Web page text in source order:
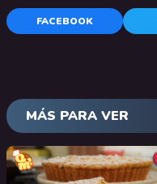
FACEBOOK
MÁS PARA VER